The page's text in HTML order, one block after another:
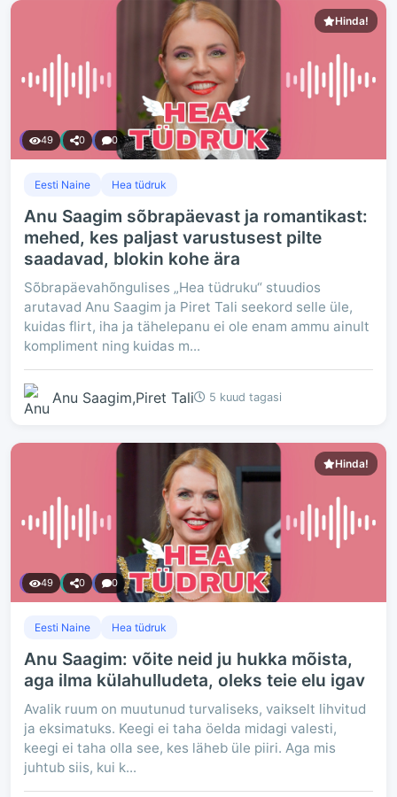
Hinda!
49 0 0
Eesti Naine Hea tüdruk
Anu Saagim sõbrapäevast ja romantikast:
mehed, kes paljast varustusest pilte
saadavad, blokin kohe ära
Sõbrapäevahõngulises „Hea tüdruku“ stuudios
arutavad Anu Saagim ja Piret Tali seekord selle üle,
kuidas flirt, iha ja tähelepanu ei ole enam ammu ainult
kompliment ning kuidas m...
Anu Saagim,Piret Tali 5 kuud tagasi
Hinda!
49 0 0
Eesti Naine Hea tüdruk
Anu Saagim: võite neid ju hukka mõista,
aga ilma külahulludeta, oleks teie elu igav
Avalik ruum on muutunud turvaliseks, vaikselt lihvitud
ja eksimatuks. Keegi ei taha öelda midagi valesti,
keegi ei taha olla see, kes läheb üle piiri. Aga mis
juhtub siis, kui k...